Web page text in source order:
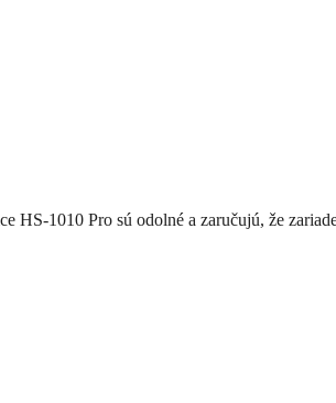
1010 Pro sú odolné a zaručujú, že